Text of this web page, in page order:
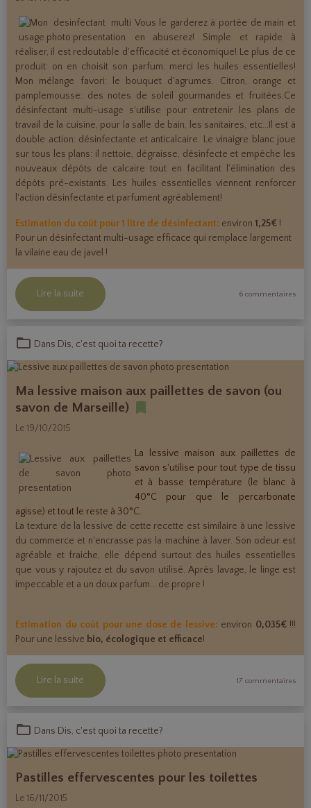
Vous le garderez à portée de main et
en abuserez! Simple et rapide à
réaliser, il est redoutable d'efficacité et économique! Le plus de ce
produit: on en choisit son parfum: merci les huiles essentielles!
Mon mélange favori: le bouquet d'agrumes. Citron, orange et
pamplemousse: des notes de soleil gourmandes et fruitées.Ce
désinfectant multi-usage s'utilise pour entretenir les plans de
travail de la cuisine, pour la salle de bain, les sanitaires, etc... Il est à
double action: désinfectante et anticalcaire. Le vinaigre blanc joue
sur tous les plans: il nettoie, dégraisse, désinfecte et empêche les
nouveaux dépôts de calcaire tout en facilitant l'élimination des
dépôts pré-existants. Les huiles essentielles viennent renforcer
l'action désinfectante et parfument agréablement!
Estimation du coût pour 1 litre de désinfectant: environ 1,25€ !
Pour un désinfectant multi-usage efficace qui remplace largement
la vilaine eau de javel !
Lire la suite 6 commentaires
Dans Dis, c'est quoi ta recette?
Ma lessive maison aux paillettes de savon (ou
savon de Marseille)
Le 19/10/2015
La lessive maison aux paillettes de
savon s'utilise pour tout type de tissu
et à basse température (le blanc à
40°C pour que le percarbonate
agisse) et tout le reste à 30°C.
La texture de la lessive de cette recette est similaire à une lessive
du commerce et n'encrasse pas la machine à laver. Son odeur est
agréable et fraiche, elle dépend surtout des huiles essentielles
que vous y rajoutez et du savon utilisé. Après lavage, le linge est
impeccable et a un doux parfum... de propre !
Estimation du coût pour une dose de lessive: environ 0,035€!!!
Pour une lessive bio, écologique et efficace!
Lire la suite 17 commentaires
Dans Dis, c'est quoi ta recette?
Pastilles effervescentes pour les toilettes
Le 16/11/2015